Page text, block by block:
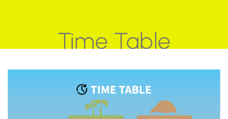
Time Table